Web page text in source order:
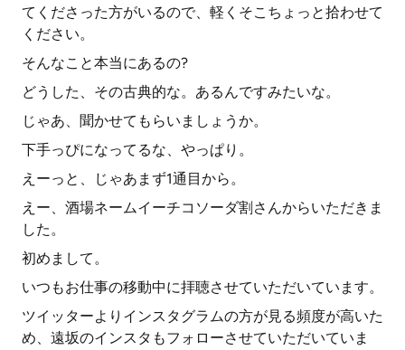
てくださった方がいるので、軽くそこちょっと拾わせて
ください。
そんなこと本当にあるの?
どうした、その古典的な。あるんですみたいな。
じゃあ、聞かせてもらいましょうか。
下手っぴになってるな、やっぱり。
えーっと、じゃあまず1通目から。
えー、酒場ネームイーチコソーダ割さんからいただきま
した。
初めまして。
いつもお仕事の移動中に拝聴させていただいています。
ツイッターよりインスタグラムの方が見る頻度が高いた
め、遠坂のインスタもフォローさせていただいていま